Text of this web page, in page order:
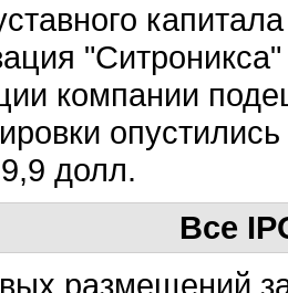
компании
долл.
Все
размещений